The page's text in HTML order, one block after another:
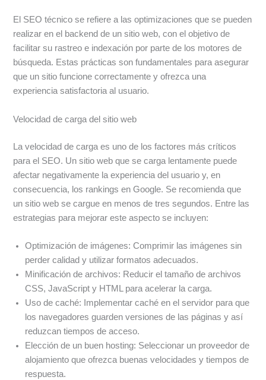
El SEO técnico se refiere a las optimizaciones que se pueden
realizar en el backend de un sitio web, con el objetivo de
facilitar su rastreo e indexación por parte de los motores de
búsqueda. Estas prácticas son fundamentales para asegurar
que un sitio funcione correctamente y ofrezca una
experiencia satisfactoria al usuario.
Velocidad de carga del sitio web
La velocidad de carga es uno de los factores más críticos
para el SEO. Un sitio web que se carga lentamente puede
afectar negativamente la experiencia del usuario y, en
consecuencia, los rankings en Google. Se recomienda que
un sitio web se cargue en menos de tres segundos. Entre las
estrategias para mejorar este aspecto se incluyen:
Optimización de imágenes: Comprimir las imágenes sin
perder calidad y utilizar formatos adecuados.
Minificación de archivos: Reducir el tamaño de archivos
CSS, JavaScript y HTML para acelerar la carga.
Uso de caché: Implementar caché en el servidor para que
los navegadores guarden versiones de las páginas y así
reduzcan tiempos de acceso.
Elección de un buen hosting: Seleccionar un proveedor de
alojamiento que ofrezca buenas velocidades y tiempos de
respuesta.